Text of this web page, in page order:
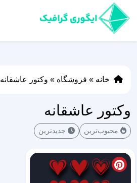
خانه » فروشگاه » وکتور عاشقانه
وکتور عاشقانه
محبوب‌ترین جدیدترین